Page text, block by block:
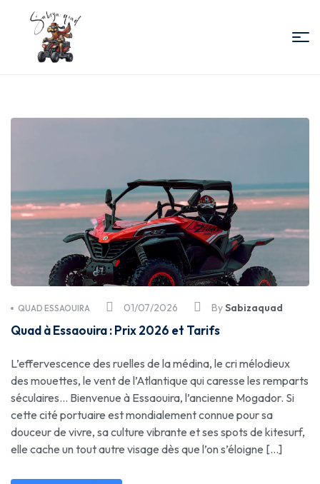
Quad
01/07/2026
QUAD ESSAOUIRA BySabizaquad
Quad à Essaouira : Prix 2026 et Tarifs
L’effervescence des ruelles de la médina, le cri mélodieux
des mouettes, le vent de l’Atlantique qui caresse les remparts
séculaires… Bienvenue à Essaouira, l’ancienne Mogador. Si
cette cité portuaire est mondialement connue pour sa
douceur de vivre, sa culture vibrante et ses spots de kitesurf,
elle cache un tout autre visage dès que l’on s’éloigne […]